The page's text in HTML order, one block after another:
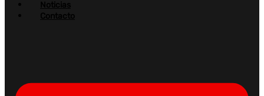
Noticias
Contacto